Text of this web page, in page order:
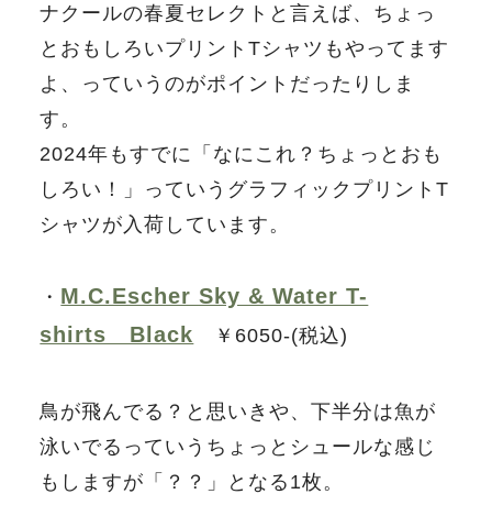
ナクールの春夏セレクトと言えば、ちょっ
とおもしろいプリントTシャツもやってます
よ、っていうのがポイントだったりしま
す。
2024年もすでに「なにこれ？ちょっとおも
しろい！」っていうグラフィックプリントT
シャツが入荷しています。
・ M.C.Escher Sky & Water T-
shirts Black ￥6050-(税込)
鳥が飛んでる？と思いきや、下半分は魚が
泳いでるっていうちょっとシュールな感じ
もしますが「？？」となる1枚。